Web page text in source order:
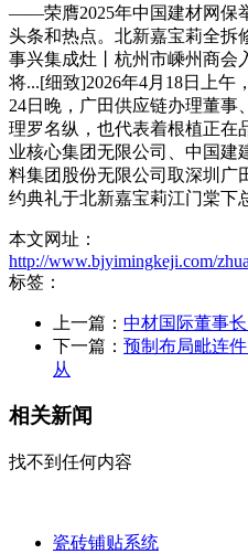
——荣膺2025年中国建材网保
头条和热点。北新嘉宝莉全拆
事兴集成灶丨杭州市嵊州商
将...[细致]2026年4月18日上午
24日晚，广田供应链办理董事
理罗名纵，也代表着根植正在
业核心集团无限公司、中国建
料集团股份无限公司取深圳广
约典礼于北新嘉宝莉江门棠下
本文网址：
http://www.bjyimingkeji.com/
标签：
上一篇： 中材国际董事
下一篇： 预制布局毗连
从
相关新闻
找不到任何内容
瓷砖铺贴系统